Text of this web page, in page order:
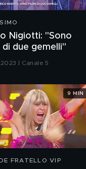
Nigiotti: "Sono
di due gemelli"
| Canale 5
FRATELLO VIP
9 MIN